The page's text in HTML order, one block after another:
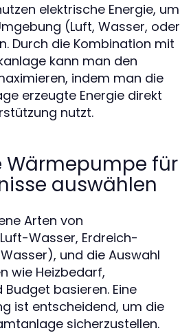
elektrische Energie, um
(Luft, Wasser, oder
Durch die Kombination mit
kann man den
indem man die
erzeugte Energie direkt
nutzt.
Wärmepumpe für
auswählen
Arten von
Wasser, Erdreich-
und die Auswahl
wie Heizbedarf,
basieren. Eine
ist entscheidend, um die
sicherzustellen.